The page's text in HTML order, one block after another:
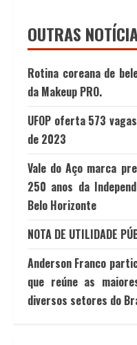
OUTRAS
Rotina coreana de
da Makeup PRO.
UFOP oferta 573
de 2023
Vale do Aço marca
250 anos da
Belo Horizonte
NOTA DE UTILIDADE
Anderson Franco
que reúne as
diversos setores do